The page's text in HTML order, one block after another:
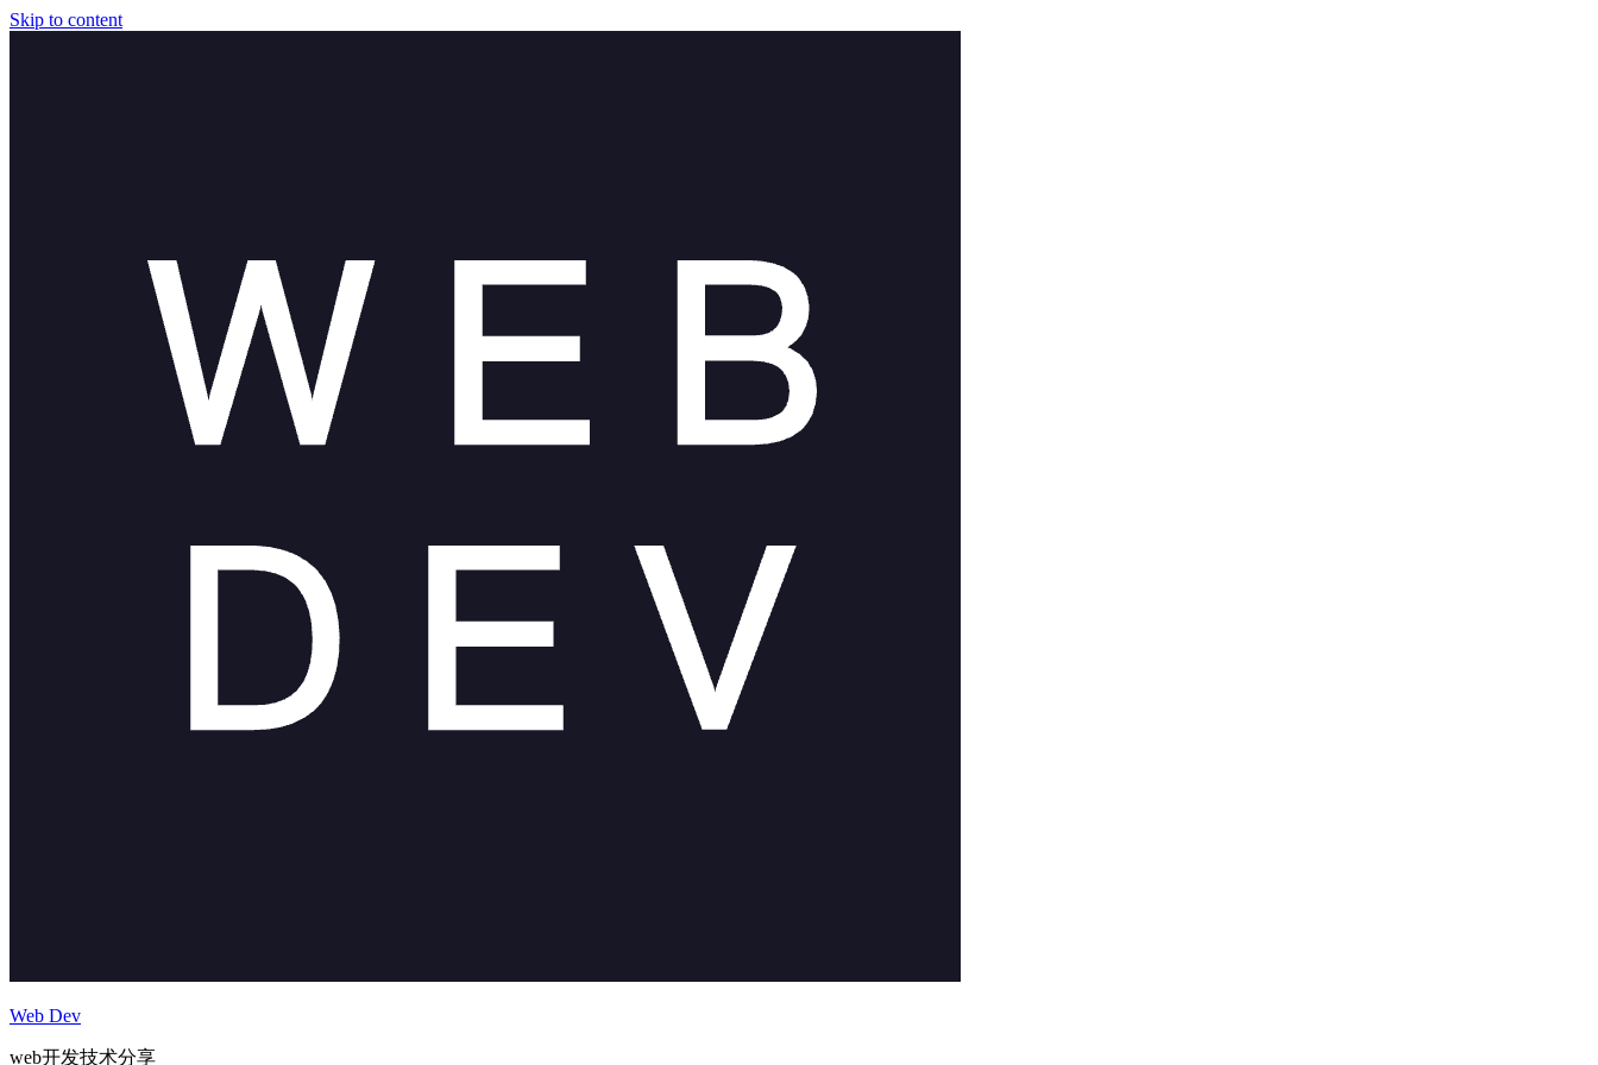
Skip to content
Web Dev
web开发技术分享